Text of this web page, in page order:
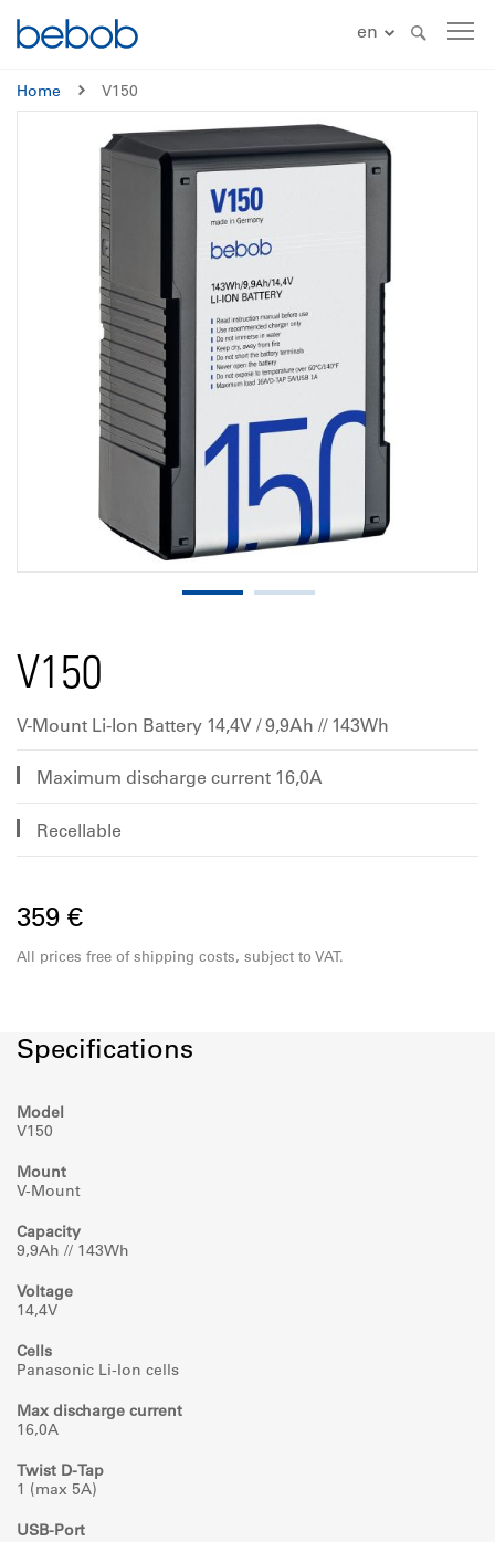
en
Home V150
V150
V-Mount Li-Ion Battery 14,4V / 9,9Ah // 143Wh
Maximum discharge current 16,0A
Recellable
359 €
All prices free of shipping costs, subject to VAT.
Specifications
Model
V150
Mount
V-Mount
Capacity
9,9Ah // 143Wh
Voltage
14,4V
Cells
Panasonic Li-Ion cells
Max discharge current
16,0A
Twist D-Tap
1 (max 5A)
USB-Port